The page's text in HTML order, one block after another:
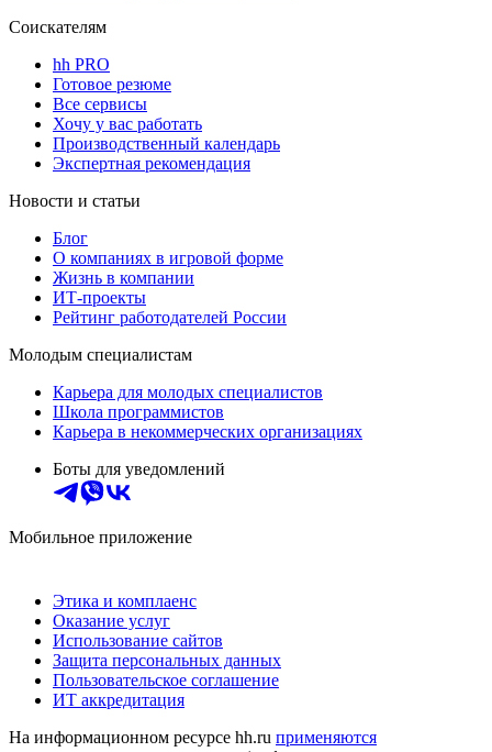
Соискателям
hh PRO
Готовое резюме
Все сервисы
Хочу у вас работать
Производственный календарь
Экспертная рекомендация
Новости и статьи
Блог
О компаниях в игровой форме
Жизнь в компании
ИТ-проекты
Рейтинг работодателей России
Молодым специалистам
Карьера для молодых специалистов
Школа программистов
Карьера в некоммерческих организациях
Боты для уведомлений
Мобильное приложение
Этика и комплаенс
Оказание услуг
Использование сайтов
Защита персональных данных
Пользовательское соглашение
ИТ аккредитация
На информационном ресурсе hh.ru применяются